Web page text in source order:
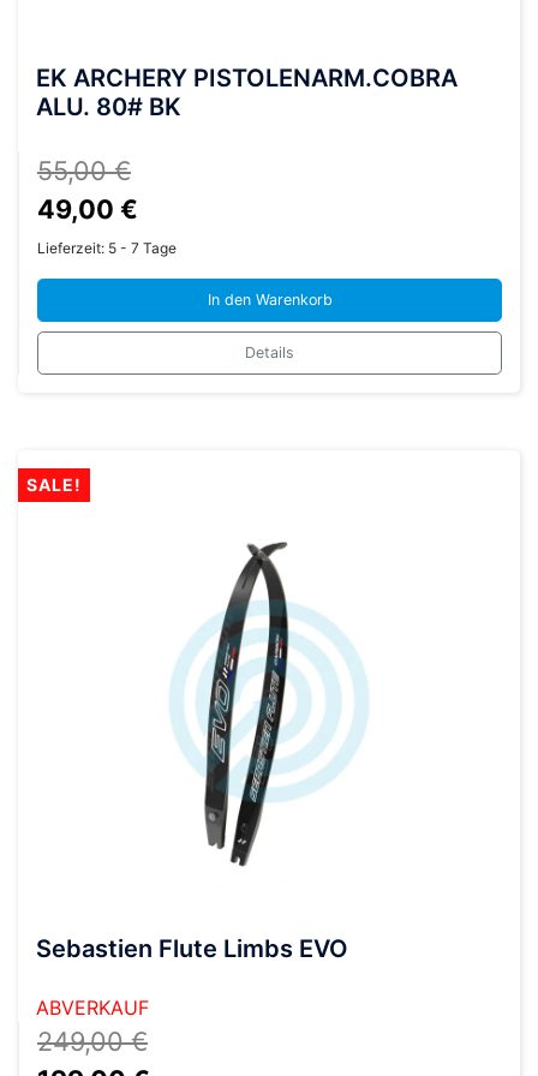
EK ARCHERY PISTOLENARM.COBRA
ALU. 80# BK
55,00€
Ursprünglicher
Preis
war:
55,00 €
49,00 €
Preis
ist:
49,00 €.
Lieferzeit: 5 - 7 Tage
In den Warenkorb
Details
SALE!
Sebastien Flute Limbs EVO
ABVERKAUF
249,00€